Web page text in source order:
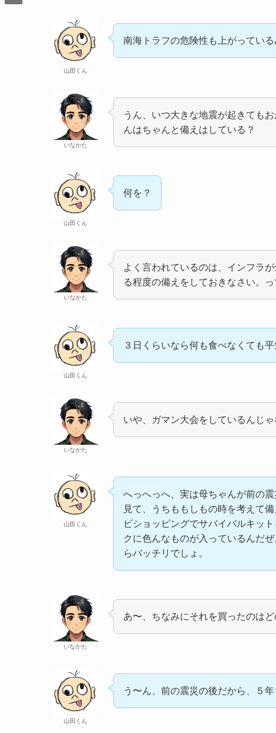
山田くん
南海トラフの危険性も上がってい
いなかた
うん、いつ大きな地震が起きても
んはちゃんと備えはしている？
山田くん
何を？
いなかた
よく言われているのは、インフラ
る程度の備えをしておきなさい。っ
山田くん
３日くらいなら何も食べなくても
いなかた
いや、ガマン大会をしているんじゃ
山田くん
へっへっへ、実は母ちゃんが前の
見て、うちももしもの時を考えて
ビショッピングでサバイバルキッ
クに色んなものが入っているんだ
らバッチリでしょ。
いなかた
あ〜、ちなみにそれを買ったのはど
山田くん
う〜ん、前の震災の後だから、５